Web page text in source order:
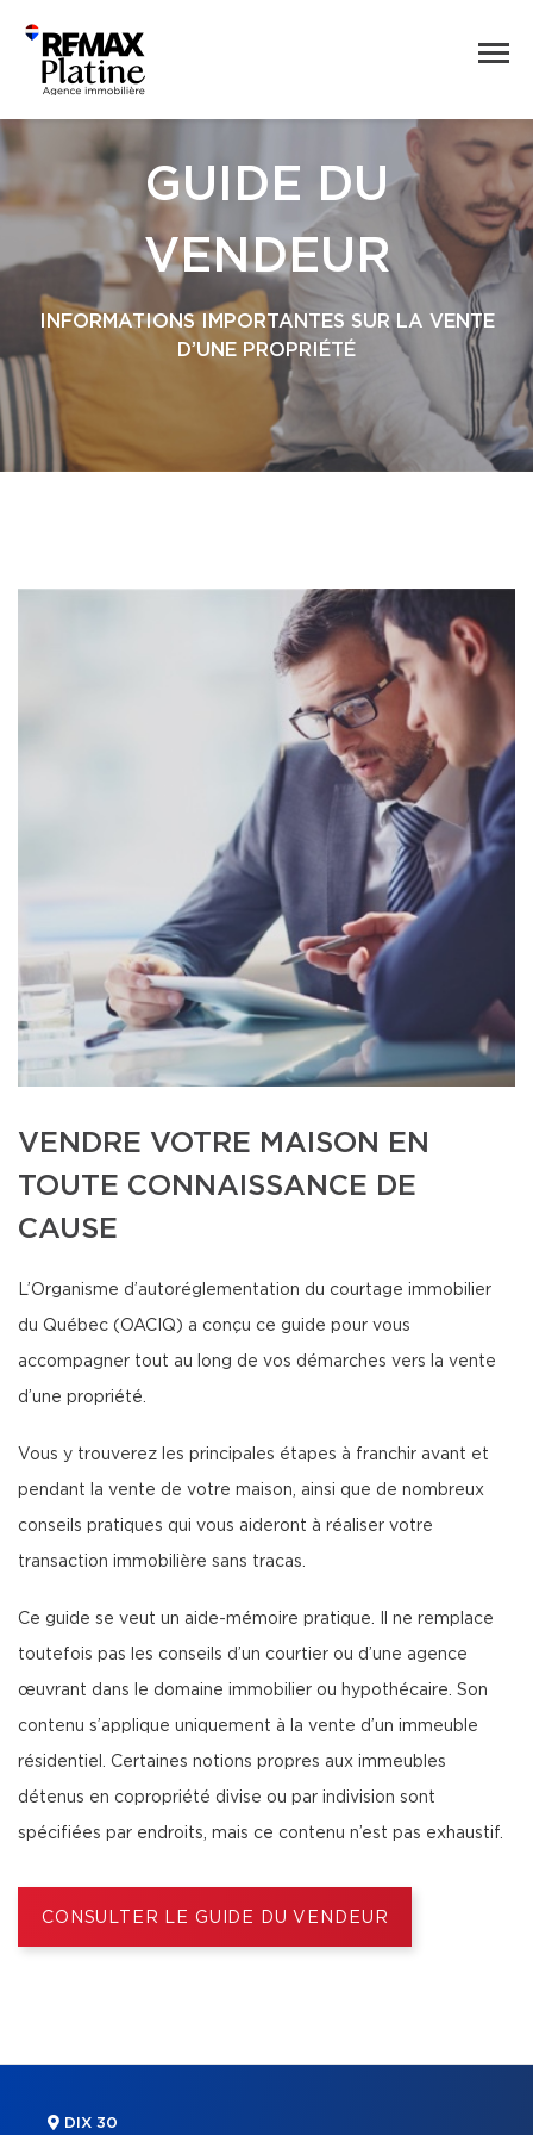
GUIDE DU
VENDEUR
INFORMATIONS IMPORTANTES SUR LA VENTE
D’UNE PROPRIÉTÉ
VENDRE VOTRE MAISON EN
TOUTE CONNAISSANCE DE
CAUSE
L’Organisme d’autoréglementation du courtage immobilier
du Québec (OACIQ) a conçu ce guide pour vous
accompagner tout au long de vos démarches vers la vente
d’une propriété.
Vous y trouverez les principales étapes à franchir avant et
pendant la vente de votre maison, ainsi que de nombreux
conseils pratiques qui vous aideront à réaliser votre
transaction immobilière sans tracas.
Ce guide se veut un aide-mémoire pratique. Il ne remplace
toutefois pas les conseils d’un courtier ou d’une agence
œuvrant dans le domaine immobilier ou hypothécaire. Son
contenu s’applique uniquement à la vente d’un immeuble
résidentiel. Certaines notions propres aux immeubles
détenus en copropriété divise ou par indivision sont
spécifiées par endroits, mais ce contenu n’est pas exhaustif.
CONSULTER LE GUIDE DU VENDEUR
DIX 30